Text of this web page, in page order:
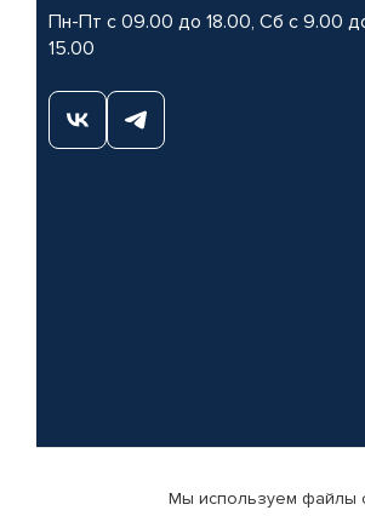
Пн-Пт с 09.00 до 18.00, Сб с 9.00
15.00
© КАМАЗ ЦЕНТР ДОНЕЦК, 2015-2026. Все
Мы используем файлы